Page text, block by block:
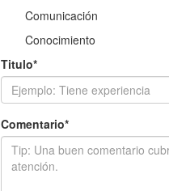
Comunicación
Conocimiento
Titulo*
Comentario*